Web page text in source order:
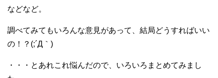
などなど。
調べてみてもいろんな意見があって、結局どうすればいい
の！？(;´Д｀)
・・・とあれこれ悩んだので、いろいろまとめてみまし